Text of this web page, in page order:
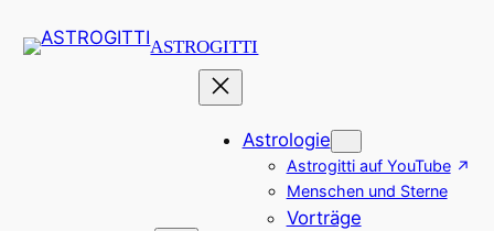
Inhalt
ASTROGITTI
Astrologie
Astrogitti auf YouTube
Menschen und Sterne
Vorträge